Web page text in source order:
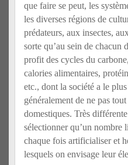
que faire se peut, les
les diverses régions de
prédateurs, aux insectes,
sorte qu’au sein de chacun
profit des cycles du
calories alimentaires,
etc., dont la société a le
généralement de ne pas
domestiques. Très
sélectionner qu’un nombre
chaque fois artificialiser et
lesquels on envisage leur